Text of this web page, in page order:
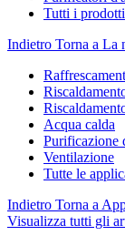
Tutti i prodotti
Indietro Torna a La
Acqua calda
Purificazione
Ventilazione
Tutte le
Indietro Torna a
Visualizza tutti gli